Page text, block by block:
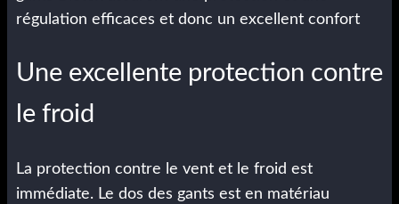
régulation efficaces et donc un excellent confort
Une excellente protection contre
le froid
La protection contre le vent et le froid est
immédiate. Le dos des gants est en matériau